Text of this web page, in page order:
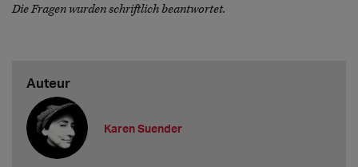
Die Fragen wurden schriftlich beantwortet.
Auteur
Karen Suender